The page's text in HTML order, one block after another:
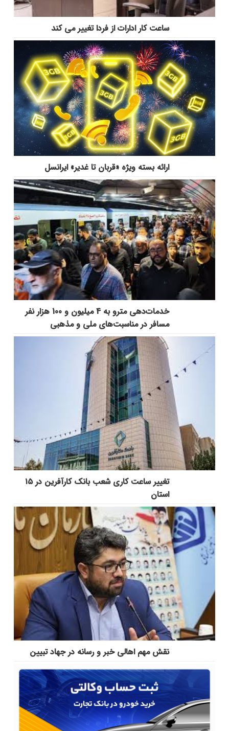
ساعت کار ادارات از فردا تغییر می کند
ارائه بسته ویژه «قربان تا غدیر» ایرانسل
خدمات‌دهي مترو به 4 ميليون و 100 هزار نفر
مسافر در مناسبت‌هاي ملي و مذهبي
تغییر ساعت کاری شعب بانک کارآفرین در ۱۵
استان
نقش مهم اهالی خبر و رسانه در جهاد تبیین